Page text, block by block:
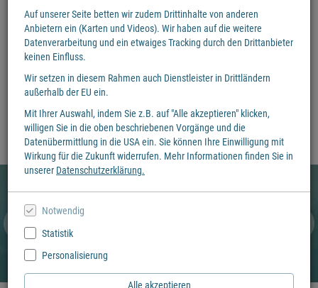
Auf unserer Seite betten wir zudem Drittinhalte von anderen
Anbietern ein (Karten und Videos). Wir haben auf die weitere
Datenverarbeitung und ein etwaiges Tracking durch den Drittanbieter
keinen Einfluss.
Wir setzen in diesem Rahmen auch Dienstleister in Drittländern
außerhalb der EU ein.
Mit Ihrer Auswahl, indem Sie z.B. auf "Alle akzeptieren" klicken,
willigen Sie in die oben beschriebenen Vorgänge und die
Datenübermittlung in die USA ein. Sie können Ihre Einwilligung mit
Wirkung für die Zukunft widerrufen. Mehr Informationen finden Sie in
unserer Datenschutzerklärung.
Notwendig
Statistik
Personalisierung
Alle akzeptieren
Wichtiger Hinweis: Aufgrund der sehr hohen Auslastung durch die
Schulbuchzeit (28.06. - 21.08.2026) können Onlineshop-Bestellungen
stattdessen den Versand nach Hause, welcher ab einem Bestellwert von
25€ kostenfrei ist. Vielen Dank für Ihr Verständnis